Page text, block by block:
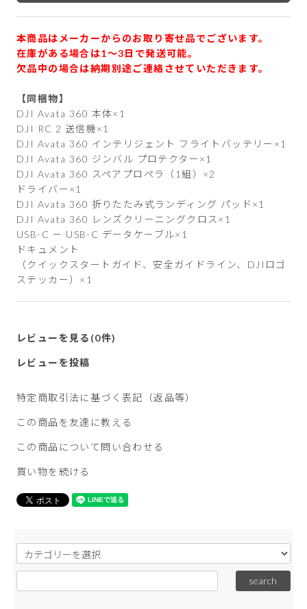
本商品はメーカーからのお取り寄せ品でございます。
在庫がある場合は1〜3日で発送可能。
欠品中の場合は納期別途ご連絡させていただきます。
【同梱物】
DJI Avata 360 本体×1
DJI RC 2 送信機×1
DJI Avata 360 インテリジェント フライトバッテリー×1
DJI Avata 360 ジンバル プロテクター×1
DJI Avata 360 スペアプロペラ（1組）×2
ドライバー×1
DJI Avata 360 折りたたみ式ランディング パッド×1
DJI Avata 360 レンズクリーニングクロス×1
USB-C － USB-C データケーブル×1
ドキュメント
（クイックスタートガイド、安全ガイドライン、DJIロゴ
ステッカー）×1
レビューを見る(0件)
レビューを投稿
特定商取引法に基づく表記（返品等）
この商品を友達に教える
この商品について問い合わせる
買い物を続ける